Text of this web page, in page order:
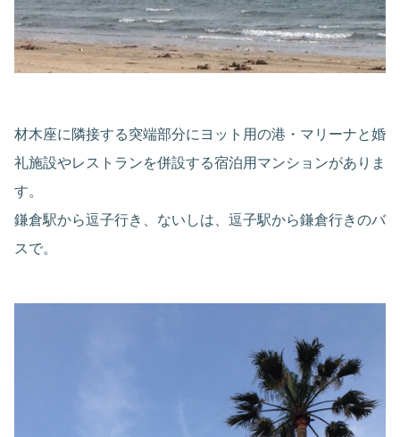
材木座に隣接する突端部分にヨット用の港・マリーナと婚
礼施設やレストランを併設する宿泊用マンションがありま
す。
鎌倉駅から逗子行き、ないしは、逗子駅から鎌倉行きのバ
スで。